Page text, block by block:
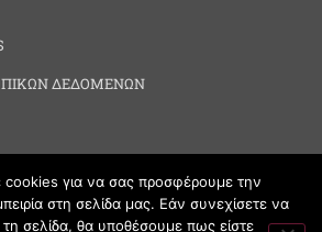
ΔΕΔΟΜΕΝΩΝ
cookies για να σας προσφέρουμε την
στη σελίδα μας. Εάν συνεχίσετε να
τη σελίδα, θα υποθέσουμε πως είστε